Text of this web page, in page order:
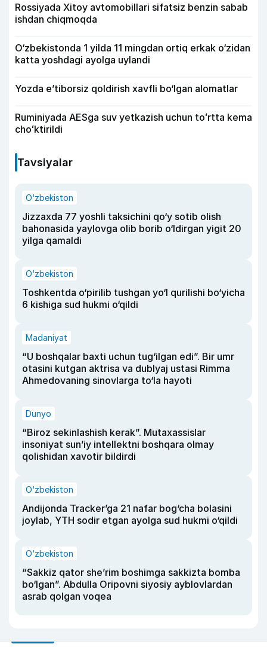
Rossiyada Xitoy avtomobillari sifatsiz benzin sabab
ishdan chiqmoqda
O‘zbekistonda 1 yilda 11 mingdan ortiq erkak o‘zidan
katta yoshdagi ayolga uylandi
Yozda e’tiborsiz qoldirish xavfli bo‘lgan alomatlar
Ruminiyada AESga suv yetkazish uchun toʻrtta kema
choʻktirildi
Tavsiyalar
O‘zbekiston
Jizzaxda 77 yoshli taksichini qo‘y sotib olish
bahonasida yaylovga olib borib o‘ldirgan yigit 20
yilga qamaldi
O‘zbekiston
Toshkentda o‘pirilib tushgan yo‘l qurilishi bo‘yicha
6 kishiga sud hukmi o‘qildi
Madaniyat
“U boshqalar baxti uchun tug‘ilgan edi”. Bir umr
otasini kutgan aktrisa va dublyaj ustasi Rimma
Ahmedovaning sinovlarga to‘la hayoti
Dunyo
“Biroz sekinlashish kerak”. Mutaxassislar
insoniyat sun’iy intellektni boshqara olmay
qolishidan xavotir bildirdi
O‘zbekiston
Andijonda Tracker’ga 21 nafar bog‘cha bolasini
joylab, YTH sodir etgan ayolga sud hukmi o‘qildi
O‘zbekiston
“Sakkiz qator she’rim boshimga sakkizta bomba
bo‘lgan”. Abdulla Oripovni siyosiy ayblovlardan
asrab qolgan voqea